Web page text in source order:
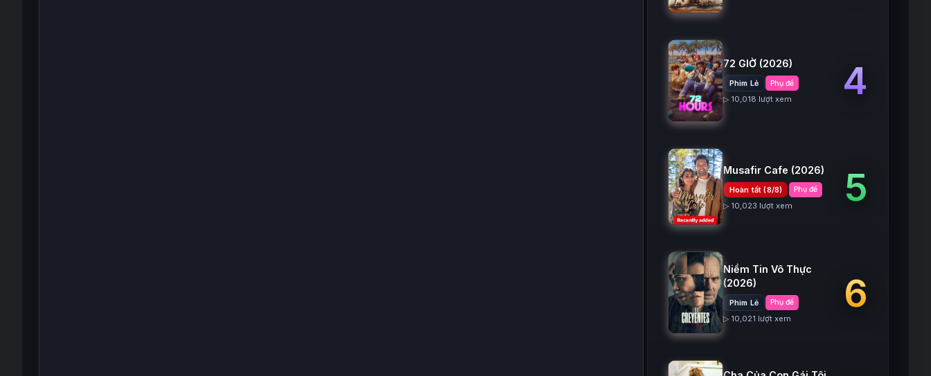
72 GIỜ (2026)
Phim Lẻ Phụ đề
▷ 10,018 lượt xem 4
Musafir Cafe (2026)
Hoàn tất (8/8) Phụ đề
▷ 10,023 lượt xem 5
Niềm Tin Vô Thực
(2026)
Phim Lẻ Phụ đề
▷ 10,021 lượt xem
6